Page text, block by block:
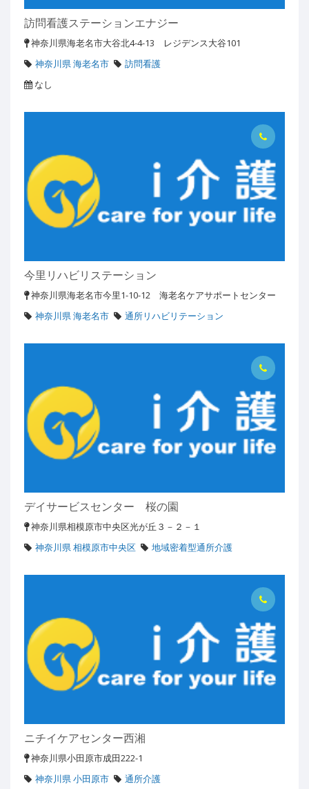
訪問看護ステーションエナジー
神奈川県海老名市大谷北4-4-13 レジデンス大谷101
神奈川県 海老名市
訪問看護
なし
今里リハビリステーション
神奈川県海老名市今里1-10-12 海老名ケアサポートセンター
神奈川県 海老名市
通所リハビリテーション
デイサービスセンター 桜の園
神奈川県相模原市中央区光が丘３－２－１
神奈川県 相模原市中央区
地域密着型通所介護
ニチイケアセンター西湘
神奈川県小田原市成田222-1
神奈川県 小田原市
通所介護